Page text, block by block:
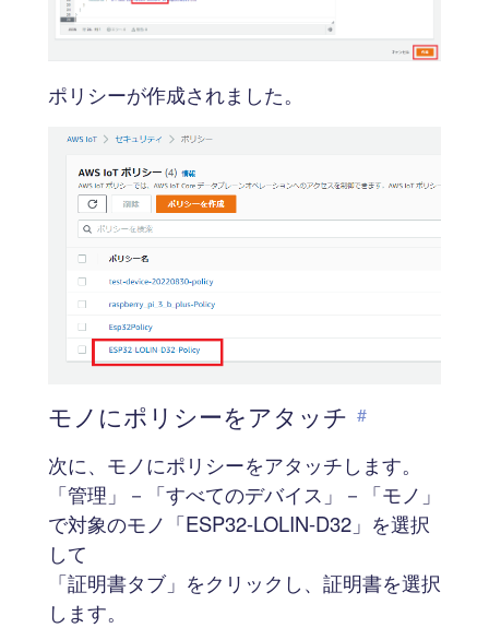
ポリシーが作成されました。
モノにポリシーをアタッチ #
次に、モノにポリシーをアタッチします。
「管理」－「すべてのデバイス」－「モノ」
で対象のモノ「ESP32-LOLIN-D32」を選択
して
「証明書タブ」をクリックし、証明書を選択
します。